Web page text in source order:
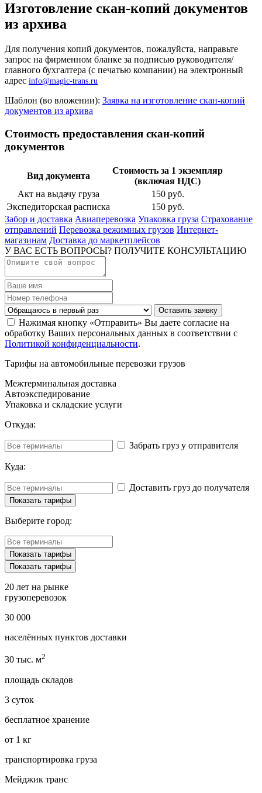
Изготовление скан-копий документов
из архива
Для получения копий документов, пожалуйста, направьте
запрос на фирменном бланке за подписью руководителя/
главного бухгалтера (с печатью компании) на электронный
адрес info@magic-trans.ru
Шаблон (во вложении): Заявка на изготовление скан-копий
документов из архива
Стоимость предоставления скан-копий
документов
Вид документа
Стоимость за 1 экземпляр
(включая НДС)
Акт на выдачу груза
150 руб.
Экспедиторская расписка
150 руб.
Забор и доставка Авиаперевозка Упаковка груза Страхование
отправлений Перевозка режимных грузов Интернет-
магазинам Доставка до маркетплейсов
У ВАС ЕСТЬ ВОПРОСЫ? ПОЛУЧИТЕ КОНСУЛЬТАЦИЮ
Оставить заявку
Нажимая кнопку «Отправить» Вы даете согласие на
обработку Ваших персональных данных в соответствии с
Политикой конфиденциальности.
Тарифы на автомобильные перевозки грузов
Межтерминальная доставка
Автоэкспедирование
Упаковка и складские услуги
Откуда:
Забрать груз у отправителя
Куда:
Доставить груз до получателя
Выберите город:
20 лет на рынке
грузоперевозок
30 000
населённых пунктов доставки
30 тыс. м2
площадь складов
3 суток
бесплатное хранение
от 1 кг
транспортировка груза
Мейджик транс